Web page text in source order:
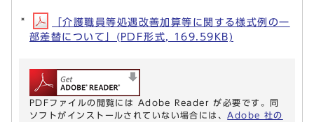
「介護職員等処遇改善加算等に関する様式例の一
部差替について」(PDF形式, 169.59KB)
PDFファイルの閲覧には Adobe Reader が必要です。同
ソフトがインストールされていない場合には、 Adobe 社の